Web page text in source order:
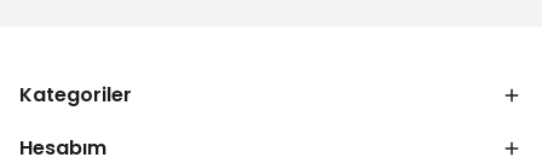
Kategoriler
Hesabım